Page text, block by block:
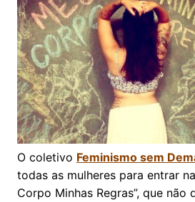
O coletivo Feminismo sem
todas as mulheres para entrar
Corpo Minhas Regras”, que não